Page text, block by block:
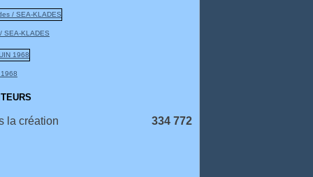
SEA-KLADES
la création 334 772